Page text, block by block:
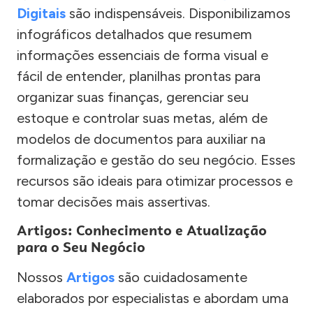
Digitais são indispensáveis. Disponibilizamos
infográficos detalhados que resumem
informações essenciais de forma visual e
fácil de entender, planilhas prontas para
organizar suas finanças, gerenciar seu
estoque e controlar suas metas, além de
modelos de documentos para auxiliar na
formalização e gestão do seu negócio. Esses
recursos são ideais para otimizar processos e
tomar decisões mais assertivas.
Artigos: Conhecimento e Atualização
para o Seu Negócio
Nossos Artigos são cuidadosamente
elaborados por especialistas e abordam uma